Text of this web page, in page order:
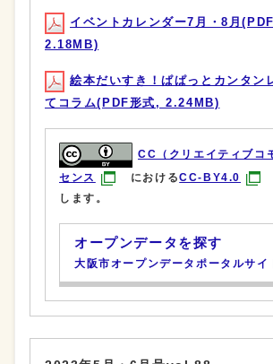
イベントカレンダー7月・8月
2.18MB)
絵本だいすき！ぱぱっとカンタ
てコラム(PDF形式, 2.24MB)
CC（クリエイティブコ
センス
におけるCC-BY4.0
します。
オープンデータを探す
大阪市オープンデータポータルサイ